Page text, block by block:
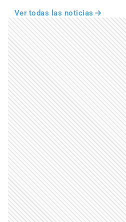
Ver todas las noticias